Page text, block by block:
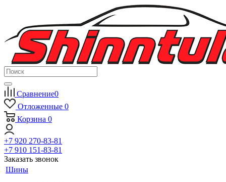
Сравнение0
Отложенные 0
Корзина 0
+7 920 270-83-81
+7 910 151-83-81
Заказать звонок
Шины